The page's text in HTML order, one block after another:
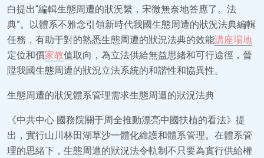
白提出“編輯生態周遭的狀況繫，宋微無奈地答應了。法
典”。以體系不雅念引領新時代我國生態周遭的狀況法典編輯
任務，有助于對的熟悉生態周遭的狀況法典的效能講座場地
定位和價家教值取向，為立法供給無益思緒和可行途徑，晉
陞我國生態周遭的狀況立法系統的和諧性和協異性。
生態周遭的狀況體系管理需求生態周遭的狀況法典
《中共中心 國務院關于周全推動漂亮中國扶植的看法》提
出，實行山川林田湖草沙一體化維護和體系管理。在體系管
理的思緒下，生態周遭的狀況法令軌制不只要為實行供給權